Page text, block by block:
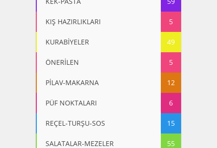
KIŞ HAZIRLIKLARI 5
KURABİYELER 49
ÖNERİLEN 5
PİLAV-MAKARNA 12
PÜF NOKTALARI 6
REÇEL-TURŞU-SOS 15
SALATALAR-MEZELER 55